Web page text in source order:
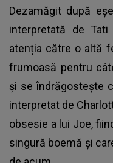
Dezamăgit după
interpretată de
atenția către o altă
frumoasă pentru
și se îndrăgostește
interpretat de
obsesie a lui Joe,
singură boemă și